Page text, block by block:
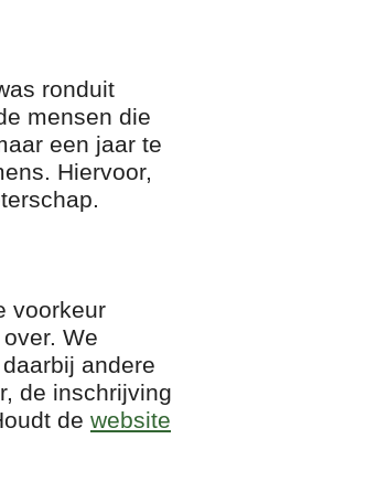
ronduit
mensen die
een jaar te
Hiervoor,
voorkeur
We
andere
de inschrijving
de website